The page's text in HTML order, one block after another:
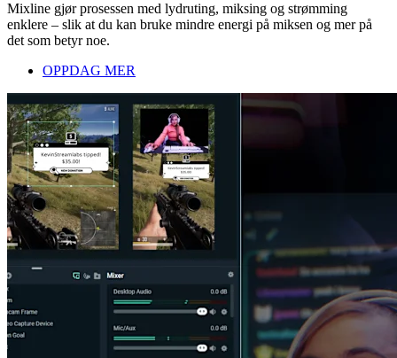
Mixline gjør prosessen med lydruting, miksing og strømming
enklere – slik at du kan bruke mindre energi på miksen og mer på
det som betyr noe.
OPPDAG MER